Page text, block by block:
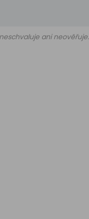
ani neověřuje.